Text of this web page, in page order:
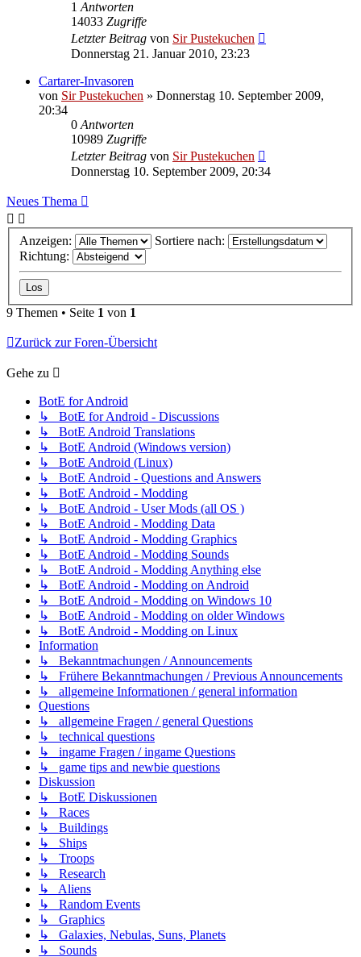
1 Antworten
14033 Zugriffe
Letzter Beitrag von Sir Pustekuchen
Donnerstag 21. Januar 2010, 23:23
Cartarer-Invasoren
von Sir Pustekuchen » Donnerstag 10. September 2009,
20:34
0 Antworten
10989 Zugriffe
Letzter Beitrag von Sir Pustekuchen
Donnerstag 10. September 2009, 20:34
Neues Thema
Anzeigen:
Sortiere nach:
Richtung:
9 Themen • Seite 1 von 1
Zurück zur Foren-Übersicht
Gehe zu
BotE for Android
↳ BotE for Android - Discussions
↳ BotE Android Translations
↳ BotE Android (Windows version)
↳ BotE Android (Linux)
↳ BotE Android - Questions and Answers
↳ BotE Android - Modding
↳ BotE Android - User Mods (all OS )
↳ BotE Android - Modding Data
↳ BotE Android - Modding Graphics
↳ BotE Android - Modding Sounds
↳ BotE Android - Modding Anything else
↳ BotE Android - Modding on Android
↳ BotE Android - Modding on Windows 10
↳ BotE Android - Modding on older Windows
↳ BotE Android - Modding on Linux
Information
↳ Bekanntmachungen / Announcements
↳ Frühere Bekanntmachungen / Previous Announcements
↳ allgemeine Informationen / general information
Questions
↳ allgemeine Fragen / general Questions
↳ technical questions
↳ ingame Fragen / ingame Questions
↳ game tips and newbie questions
Diskussion
↳ BotE Diskussionen
↳ Races
↳ Buildings
↳ Ships
↳ Troops
↳ Research
↳ Aliens
↳ Random Events
↳ Graphics
↳ Galaxies, Nebulas, Suns, Planets
↳ Sounds